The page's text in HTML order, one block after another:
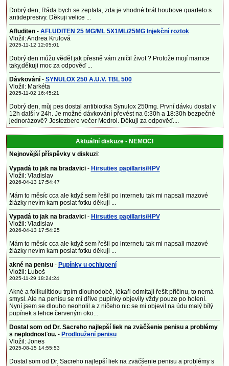
Dobrý den, Ráda bych se zeptala, zda je vhodné brát houbove quarteto s
antidepresivy. Děkuji velice ...
Afluditen- AFLUDITEN 25 MG/ML 5X1ML/25MG Injekční roztok
Vložil: Andrea Krulová
2025-11-12 12:05:01
Dobrý den můžu vědět jak přesně vám zničil život ? Protože mojí mamce
taky,děkuji moc za odpověď ...
Dávkování - SYNULOX 250 A.U.V. TBL 500
Vložil: Markéta
2025-11-02 16:45:21
Dobrý den, můj pes dostal antibiotika Synulox 250mg. První dávku dostal v
12h další v 24h. Je možné dávkování převést na 6:30h a 18:30h bezpečné
jednorázově? Jestezbere večer Medrol. Děkuji za odpověď....
Aktuální diskuze - NEMOCI
Nejnovější příspěvky v diskuzi:
Vypadá to jak na bradavici - Hirsuties papillaris/HPV
Vložil: Vladislav
2026-04-13 17:54:47
Mám to měsíc cca ale když sem řešil po internetu tak mi napsali mazové
žlázky nevím kam poslat fotku děkuji ...
Vypadá to jak na bradavici - Hirsuties papillaris/HPV
Vložil: Vladislav
2026-04-13 17:54:25
Mám to měsíc cca ale když sem řešil po internetu tak mi napsali mazové
žlázky nevím kam poslat fotku děkuji ...
akné na penisu- Pupínky u ochlupení
Vložil: Luboš
2025-11-29 18:24:24
Akné a folikulitidou trpím dlouhodobě, lékaři odmítají řešit příčinu, to nemá
smysl. Ale na penisu se mi dříve pupínky objevily vždy pouze po holení.
Nyní jsem se dlouho neoholil a z ničeho nic se mi objevil na údu malý bílý
pupínek s lehce červeným oko...
Dostal som od Dr. Sacreho najlepší liek na zväčšenie penisu a problémy
s neplodnosťou.- Prodloužení penisu
Vložil: Jones
2025-08-15 14:55:53
Dostal som od Dr. Sacreho najlepší liek na zväčšenie penisu a problémy s